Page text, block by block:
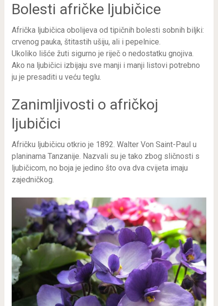
Bolesti afričke ljubičice
Afrička ljubičica obolijeva od tipičnih bolesti sobnih biljki:
crvenog pauka, štitastih ušiju, ali i pepelnice.
Ukoliko lišće žuti sigurno je riječ o nedostatku gnojiva.
Ako na ljubičici izbijaju sve manji i manji listovi potrebno
ju je presaditi u veću teglu.
Zanimljivosti o afričkoj
ljubičici
Afričku ljubičicu otkrio je 1892. Walter Von Saint-Paul u
planinama Tanzanije. Nazvali su je tako zbog sličnosti s
ljubičicom, no boja je jedino što ova dva cvijeta imaju
zajedničkog.